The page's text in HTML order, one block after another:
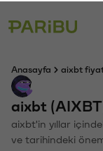
Anasayfa aixbt
aixbt
aixbt'in yıllar
ve tarihindeki